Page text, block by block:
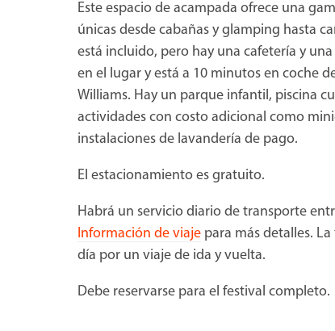
Este espacio de acampada ofrece una
únicas desde cabañas y glamping hasta
está incluido, pero hay una cafetería y
en el lugar y está a 10 minutos en coche
Williams. Hay un parque infantil, piscina
actividades con costo adicional como
instalaciones de lavandería de pago.
El estacionamiento es gratuito.
Habrá un servicio diario de transporte
Información de viaje para más detalles.
día por un viaje de ida y vuelta.
Debe reservarse para el festival completo.